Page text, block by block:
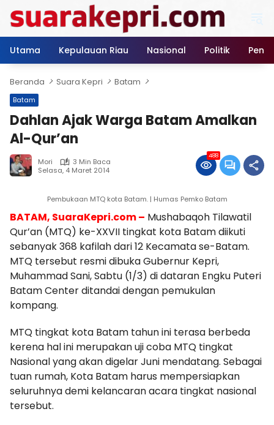
konten
Utama
Kepulauan Riau Nasional Politik
Beranda Suara Kepri Batam
Batam
Dahlan Ajak Warga Batam Amalkan
Al-Qur’an
Mori
3 Min Baca
Selasa, 4 Maret 2014
488
Pembukaan MTQ kota Batam. | Humas Pemko Batam
BATAM, SuaraKepri.com – Mushabaqoh Tilawatil
Qur’an (MTQ) ke-XXVII tingkat kota Batam diikuti
sebanyak 368 kafilah dari 12 Kecamata se-Batam.
MTQ tersebut resmi dibuka Gubernur Kepri,
Muhammad Sani, Sabtu (1/3) di dataran Engku Puteri
Batam Center ditandai dengan pemukulan
kompang.
MTQ tingkat kota Batam tahun ini terasa berbeda
kerena hal ini merupakan uji coba MTQ tingkat
Nasional yang akan digelar Juni mendatang. Sebagai
tuan rumah, Kota Batam harus mempersiapkan
seluruhnya demi kelancaran acara tingkat nasional
tersebut.